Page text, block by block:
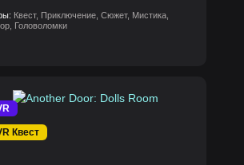
Квест, Приключение, Сюжет, Мистика,
Головоломки
Квест